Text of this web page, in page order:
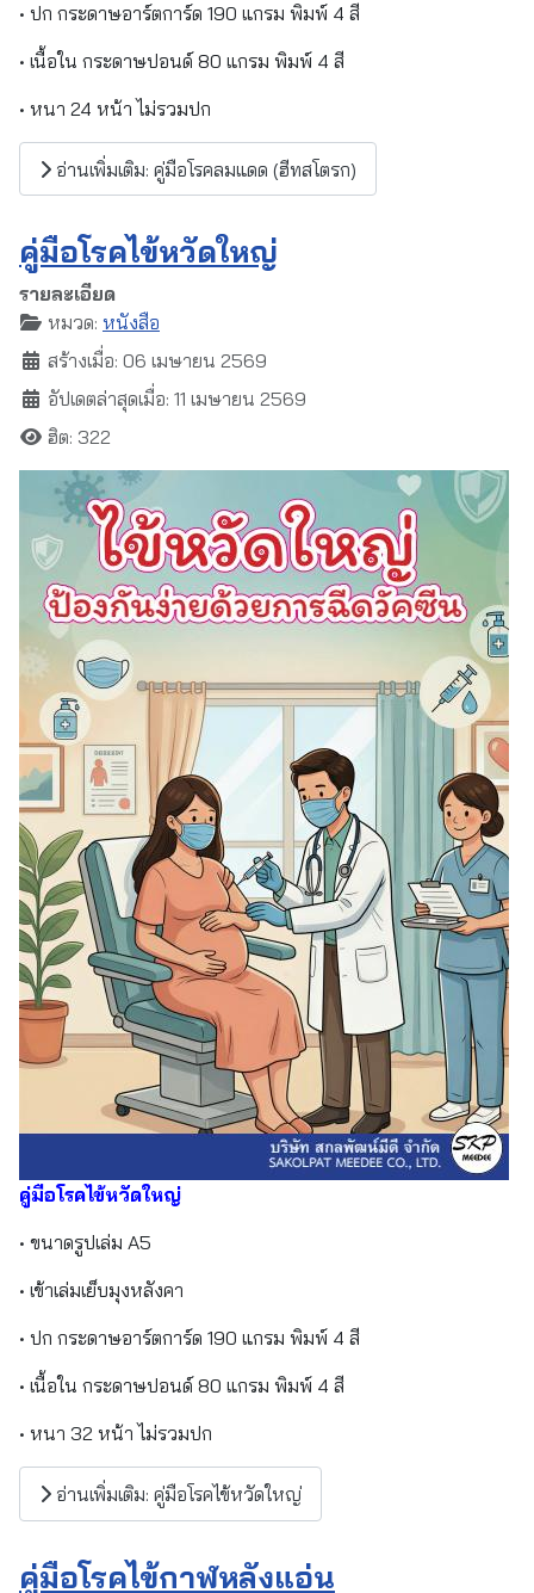
• ปก กระดาษอาร์ตการ์ด 190 แกรม พิมพ์ 4 สี
• เนื้อใน กระดาษปอนด์ 80 แกรม พิมพ์ 4 สี
• หนา 24 หน้า ไม่รวมปก
อ่านเพิ่มเติม: คู่มือโรคลมแดด (ฮีทสโตรก)
คู่มือโรคไข้หวัดใหญ่
รายละเอียด
หมวด: หนังสือ
สร้างเมื่อ: 06 เมษายน 2569
อัปเดตล่าสุดเมื่อ: 11 เมษายน 2569
ฮิต: 322
คู่มือโรคไข้หวัดใหญ่
• ขนาดรูปเล่ม A5
• เข้าเล่มเย็บมุงหลังคา
• ปก กระดาษอาร์ตการ์ด 190 แกรม พิมพ์ 4 สี
• เนื้อใน กระดาษปอนด์ 80 แกรม พิมพ์ 4 สี
• หนา 32 หน้า ไม่รวมปก
อ่านเพิ่มเติม: คู่มือโรคไข้หวัดใหญ่
คู่มือโรคไข้กาฬหลังแอ่น